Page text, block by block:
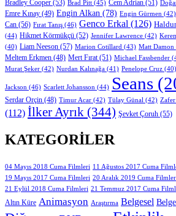
Bradley Cooper (53) Brad Pitt (45) Cem Adrian (51)
Emre Kınay (49) Engin Alkan (78) Engin Gürmen (42)
Can (56) Fırat Tanış (46) Genco Erkal (126)
(44) Hikmet Körmükçü (52) Jennifer Lawrence (42)
(40) Liam Neeson (57) Marion Cotillard (43) Matt Damon
Meltem Erkmen (48) Mert Fırat (51) Michael Fassbender
Murat Şeker (42) Nurdan Kalınağa (41) Penelope Cruz (40)
Jackson (46) Scarlett Johansson (44) Seans
Serdar Orçin (48) Timur Acar (42) Tülay Günal (42)
(112) İlker Ayrık (344) Şevket Çoruh (55)
KATEGORILER
04 Mayıs 2018 Cuma Filmleri 11 Ağustos 2017 Cuma
19 Mayıs 2017 Cuma Filmleri 20 Aralık 2019 Cuma
21 Eylül 2018 Cuma Filmleri 21 Temmuz 2017 Cuma
Altın Küre Animasyon Araştırma Belgesel